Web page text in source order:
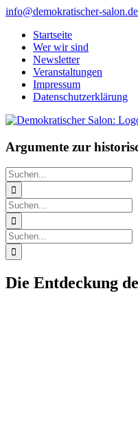
Zum
springen
info@demokratischer-salon.de
Startseite
Wer wir sind
Newsletter
Veranstaltungen
Impressum
Datenschutzerklärung
Argumente zur
Suche
nach:
Suche
nach:
Suche
nach:
Die Entdeckung